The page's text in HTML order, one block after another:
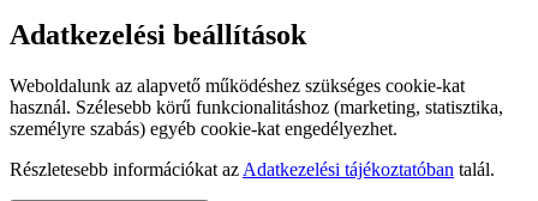
Adatkezelési beállítások
Weboldalunk az alapvető működéshez szükséges cookie-kat
használ. Szélesebb körű funkcionalitáshoz (marketing, statisztika,
személyre szabás) egyéb cookie-kat engedélyezhet.
Részletesebb információkat az Adatkezelési tájékoztatóban talál.